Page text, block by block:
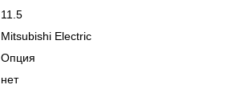
11.5
Mitsubishi Electric
Опция
нет